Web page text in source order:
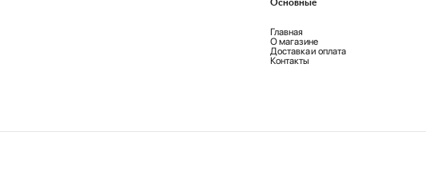
Основные
Главная
О магазине
Доставка и оплата
Контакты